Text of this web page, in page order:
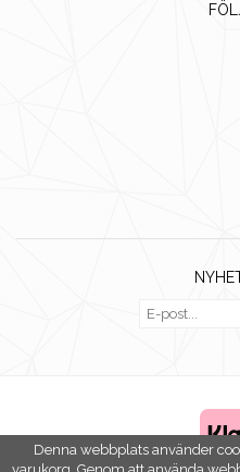
Denna webbplats använder